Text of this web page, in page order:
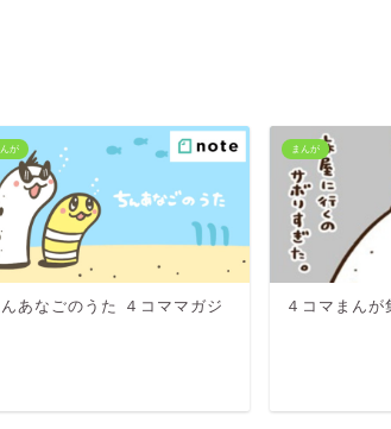
んが
あなごのうた ４コママガジ
まんが
４コマまんが